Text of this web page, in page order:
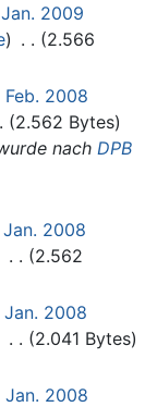
2009
2.566
Feb. 2008
2.562 Bytes
nach DPB
Jan. 2008
2.562
Jan. 2008
2.041 Bytes
Jan. 2008